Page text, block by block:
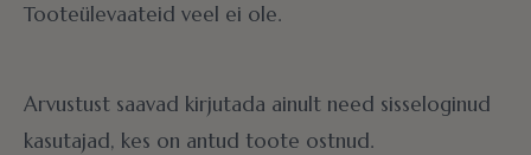
Tooteülevaateid veel ei ole.
Arvustust saavad kirjutada ainult need sisseloginud
kasutajad, kes on antud toote ostnud.